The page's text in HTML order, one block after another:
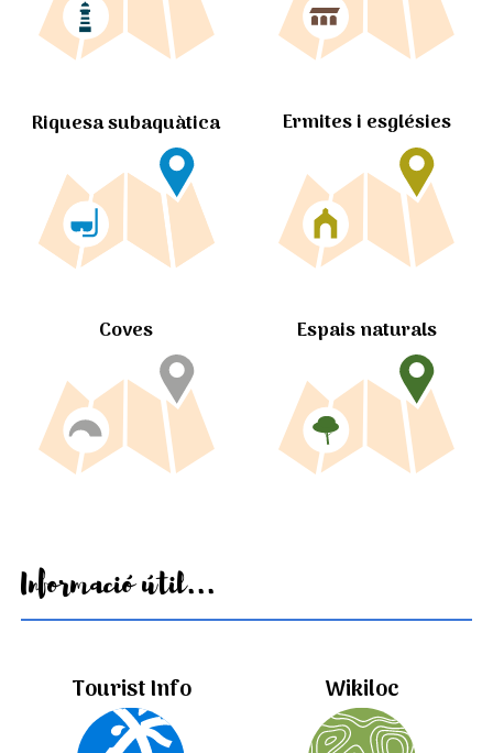
Riquesa subaquàtica Ermites i esglésies
Coves Espais naturals
Informació útil...
Tourist Info Wikiloc